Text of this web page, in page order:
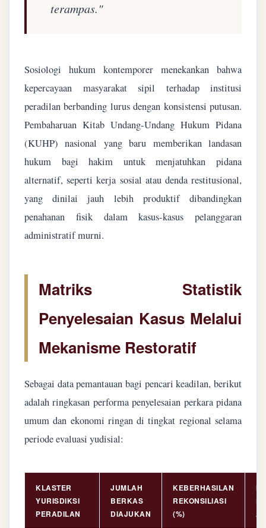
terampas."
Sosiologi hukum kontemporer menekankan bahwa
kepercayaan masyarakat sipil terhadap institusi
peradilan berbanding lurus dengan konsistensi putusan.
Pembaharuan Kitab Undang-Undang Hukum Pidana
(KUHP) nasional yang baru memberikan landasan
hukum bagi hakim untuk menjatuhkan pidana
alternatif, seperti kerja sosial atau denda restitusional,
yang dinilai jauh lebih produktif dibandingkan
penahanan fisik dalam kasus-kasus pelanggaran
administratif murni.
Matriks Statistik
Penyelesaian Kasus Melalui
Mekanisme Restoratif
Sebagai data pemantauan bagi pencari keadilan, berikut
adalah ringkasan performa penyelesaian perkara pidana
umum dan ekonomi ringan di tingkat regional selama
periode evaluasi yudisial:
KLASTER
YURISDIKSI
PERADILAN
JUMLAH
BERKAS
DIAJUKAN
KEBERHASILAN
REKONSILIASI
(%)